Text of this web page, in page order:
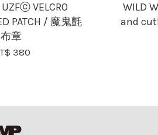
VELCRO
PATCH / 魔鬼氈
布章
380
WILD
and